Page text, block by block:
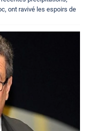
ont ravivé les espoirs de